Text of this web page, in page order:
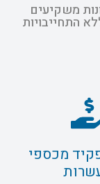
משקיעים
התחייבויות
מכספי